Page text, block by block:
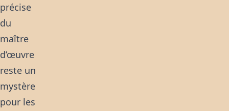
précise
du
maître
d’œuvre
reste un
mystère
pour les